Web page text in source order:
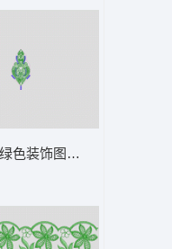
片花
绿色装饰图案设计图 古典装饰